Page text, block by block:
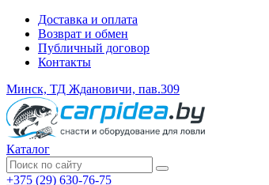
Доставка и оплата
Возврат и обмен
Публичный договор
Контакты
Минск, ТД Ждановичи, пав.309
Каталог
+375 (29) 630-76-75